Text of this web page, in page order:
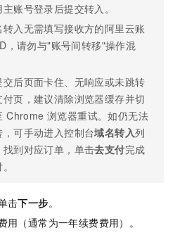
账号登录后提交转入。
转入无需填写接收方的阿里云账
，请勿与"账号间转移"操作混
交后页面卡住、无响应或未跳转
付页，建议清除浏览器缓存并切
Chrome 浏览器重试。如仍无法
，可手动进入控制台域名转入列
找到对应订单，单击去支付完成
击下一步。
用（通常为一年续费费用）。